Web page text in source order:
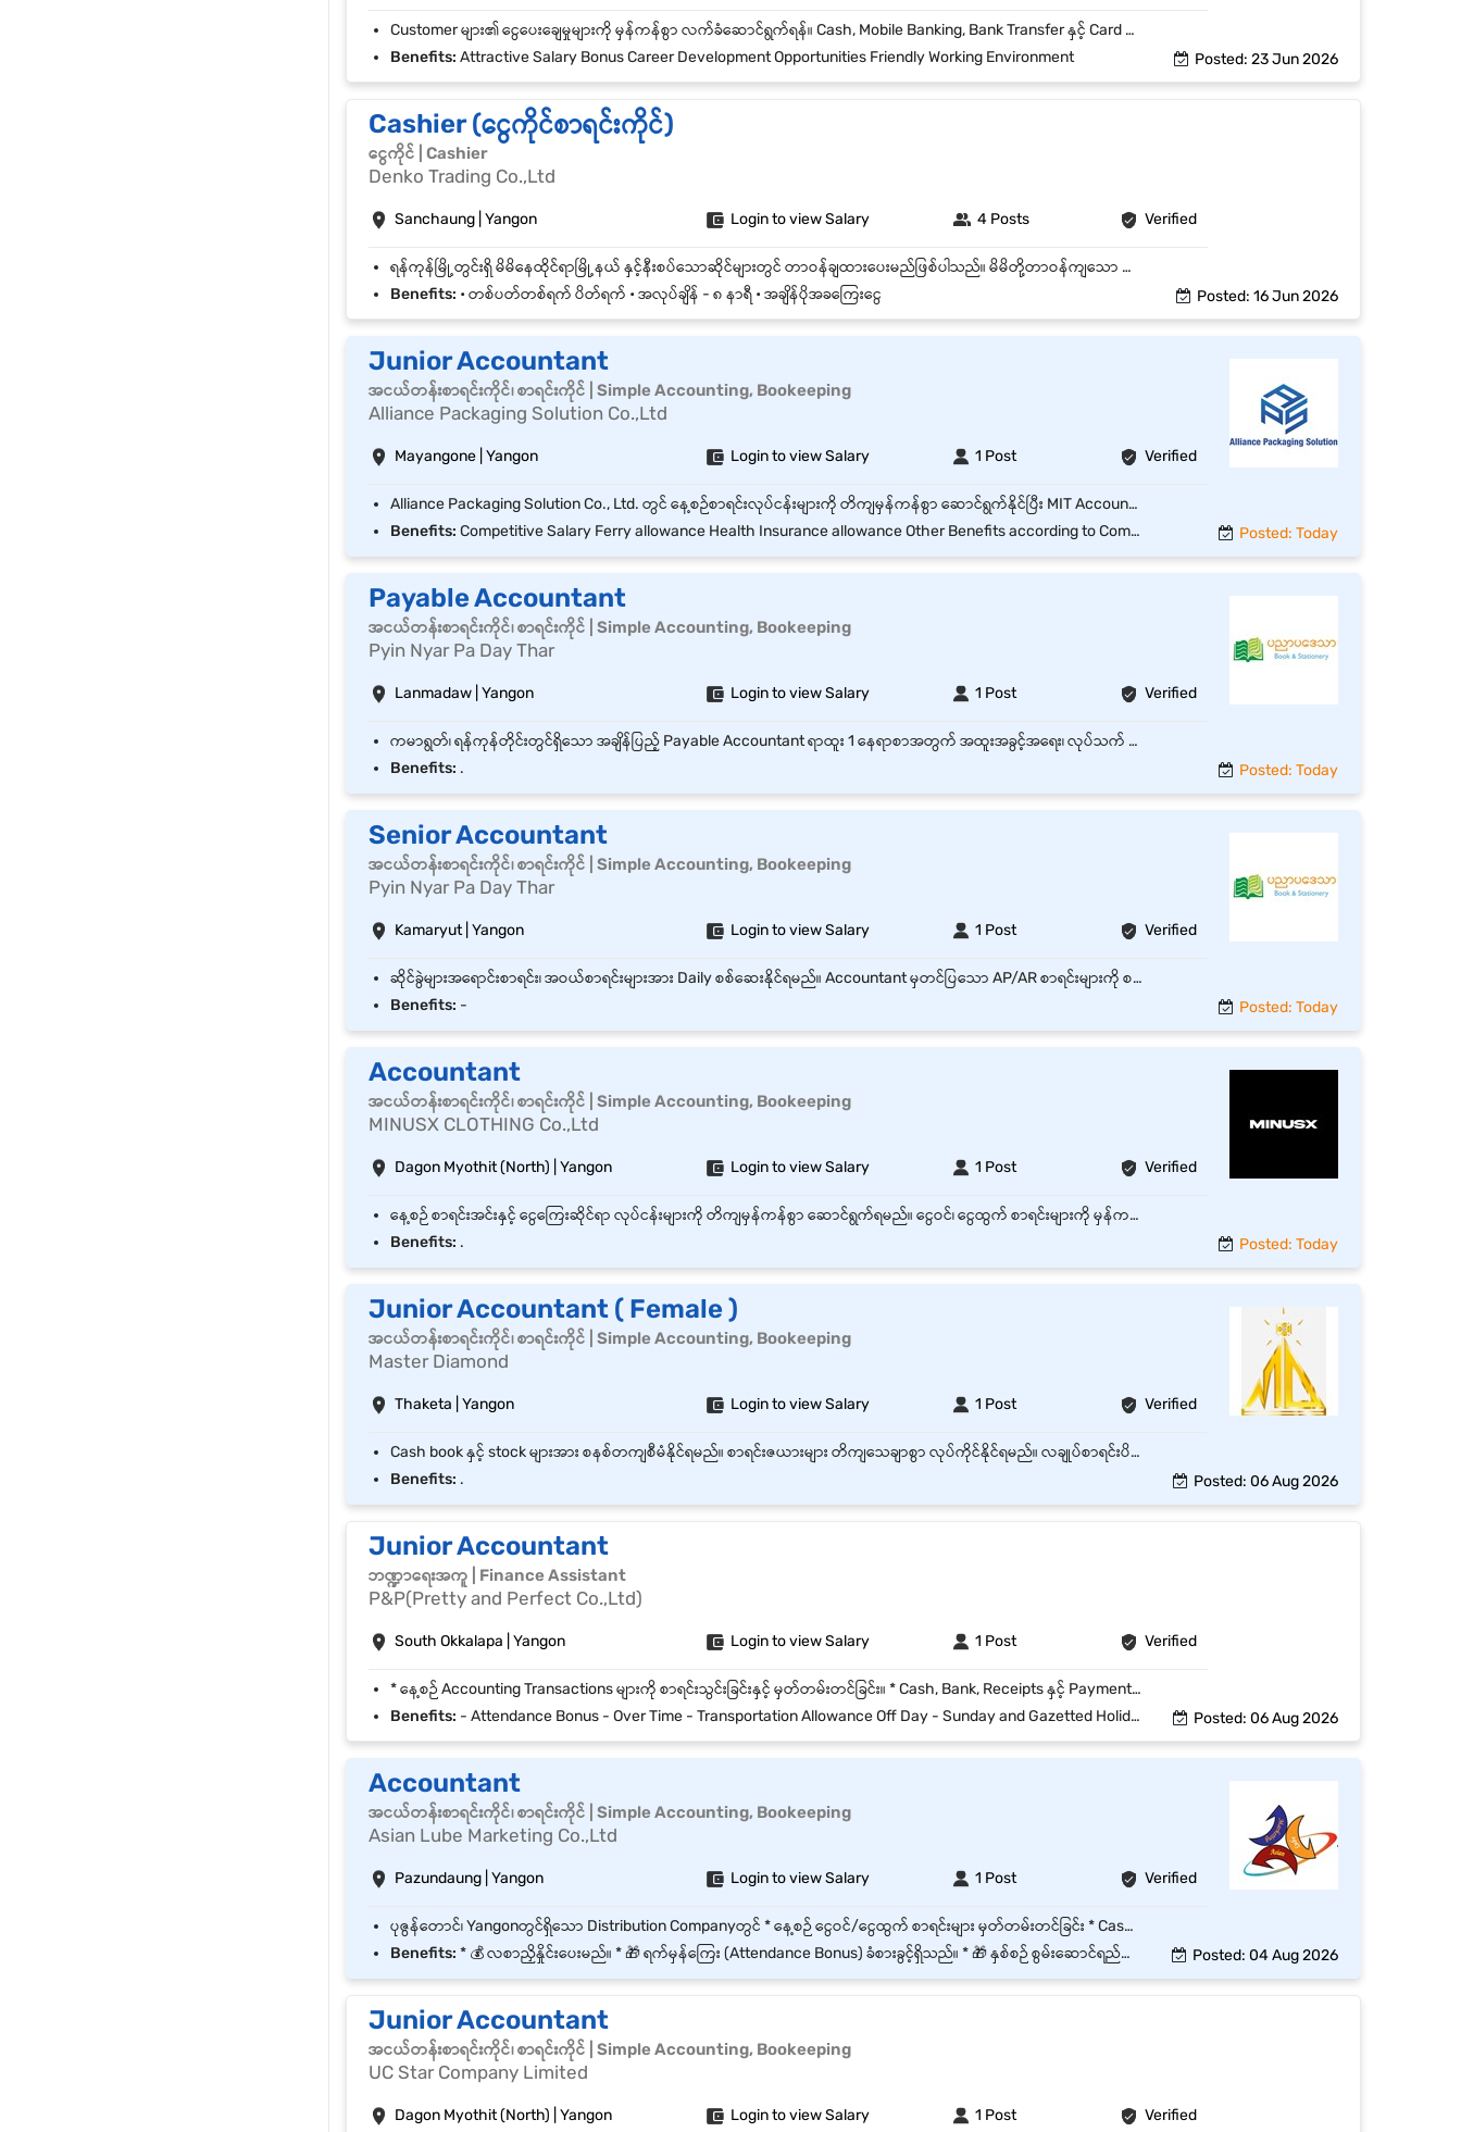
Customer များ၏ ငွေပေးချေမှုများကို မှန်ကန်စွာ လက်ခံဆောင်ရွက်ရန်။ Cash, Mobile Banking, Bank Transfer နှင့် Card Payment များကို စနစ်တကျ ကိုင်တွယ်ရန်။ နေ့စဉ် အရောင်းစာရင်းနှင့် ငွေလက်ကျန်စာရင်းများကို မှန်ကန်စွာ မှတ်တမ်းတင်ရန်။ Cash Book(Expense & Income) နှင့် Daily Sales Report များကို ပြင်ဆင်တင်ပြရန်။ နေ့စဉ် Cash Balance များကို စစ်ဆေးပြီး စာရင်းတိုက်ဆိုင်ရန်။ Invoice, Receipt နှင့် Voucher များကို စနစ်တကျ သိမ်းဆည်းရန်။ Accounting Department နှင့် ပူးပေါင်း၍ လုပ်ငန်းများ ဆောင်ရွက်ရန်။ Customer များအား ယဉ်ကျေးပျူငှာစွာ ဝန်ဆောင်မှုပေးရန်။ ပစ္စည်းအဝင်အထွက်များကိုနေ့စဉ် inventory file ဖြင့်စစ်ပြီး management ကိုတင်ပြရန်။ ၁) မိမိဟာ စီးပွါးရေးလုပ်ငန်းရှင် အဖြစ်ရပ်တည်လိုသူဖြစ်ရင်လဲ တချိန်ကျရင် စီးပွါးရေးတခုလုပ်ဖို့ လိုအပ်တဲ့ငွေကြေး / network / လမ်းကြောင်း အကုန်ရစေခြင်း ၂)မိမိဟာ ကိုယ်ပိုင်စီးပွါးရေးလုပ်ဖို့ risk မယူလိုသူဆိုရင်လဲ Su Business Group လုပ်ငန်းခွဲများ၏ ဦးဆောင်သူများ ဖြစ်လာစေခြင်း ၃)အတူတွဲလုပ်ရင်း လိုအပ်တဲ့ စာတွေ့ သင်တန်းများထားပေးခြင်း / လက်တွေ့များထားပေးခြင်း သင်ကြားပေးခြင်းအစရှိသဖြင့် မိမိရဲ့Skill များတိုးတက်လာနိုင်ခြင်း အလုပ်လျှောက်လိုသူများသည် အထက်ပါအချက်အလက်တွေနှင့်ပြည့်စုံပြီး ရေရှည်လက်တွဲနိုင်ရမည်။ လအနည်းငယ်လုပ်ပြီး ထွက်မည့်သူများ လာမလျှောက်ရ။
Benefits: Attractive Salary Bonus Career Development Opportunities Friendly Working Environment Posted: 23 Jun 2026
Cashier (ငွေကိုင်စာရင်းကိုင်)
ငွေကိုင် | Cashier
Denko Trading Co.,Ltd
Sanchaung | Yangon Login to view Salary 4 Posts Verified
ရန်ကုန်မြို့တွင်းရှိ မိမိနေထိုင်ရာမြို့နယ် နှင့်နီးစပ်သောဆိုင်များတွင် တာဝန်ချထားပေးမည်ဖြစ်ပါသည်။ မိမိတို့တာဝန်ကျသော အပိုင်းအလိုက် ရောင်ရငွေများနှင့် ရောင်းရ လီတာ/ဂါလန်များ ကိုက်ညီစေရမည်ဖြစ်ပြီး တာဝန်ခံသို့ လွှဲပြောင်းတိုင်း တိကျစွာ အပ်နှံရပါမည်။ Customer များထံမှ ငွေရရှိပြီးပါက Voucher/Slip အား ပေးအပ်ရမည်ဖြစ်ပါသည်။ အသင်းအဖွဲ့နှင့်ပူးပေါင်းလုပ်ဆောင်နိုင်ရပါမည်။
Benefits: • တစ်ပတ်တစ်ရက် ပိတ်ရက် • အလုပ်ချိန် - ၈ နာရီ • အချိန်ပိုအခကြေးငွေ Posted: 16 Jun 2026
Junior Accountant
အငယ်တန်းစာရင်းကိုင်၊ စာရင်းကိုင် | Simple Accounting, Bookeeping
Alliance Packaging Solution Co.,Ltd
Mayangone | Yangon Login to view Salary 1 Post Verified
Alliance Packaging Solution Co., Ltd. တွင် နေ့စဉ်စာရင်းလုပ်ငန်းများကို တိကျမှန်ကန်စွာ ဆောင်ရွက်နိုင်ပြီး MIT Accounting Software အသုံးပြုဖူးသော Junior Accountant တစ်ဦးကို ခန့်အပ်လိုပါသည်။ Key Responsibilities MIT Accounting Software ဖြင့် နေ့စဉ် Accounting Transactions များကို မှတ်တမ်းတင်ခြင်း။ Cash Book၊ Bank Book၊ Sales၊ Purchase နှင့် General Ledger များကို Update ပြုလုပ်ခြင်း။ Voucher များ၊ Invoice များနှင့် Supporting Documents များကို စစ်ဆေးထိန်းသိမ်းခြင်း။ Accounts Receivable (AR) နှင့် Accounts Payable (AP) စာရင်းများကို Update ပြုလုပ်ခြင်း။ လစဉ် Financial Reports နှင့် Accounting Reports များ ပြင်ဆင်ရာတွင် ကူညီဆောင်ရွက်ခြင်း။ Bank Reconciliation နှင့် Cash Reconciliation ပြုလုပ်ရာတွင် ပါဝင်ဆောင်ရွက်ခြင်း။ Internal Control နှင့် Company Policy များကို လိုက်နာဆောင်ရွက်ခြင်း။ Chief Operation Officer မှ ပေးအပ်သော အခြားတာဝန်များကို ဆောင်ရွက်ခြင်း။
Benefits: Competitive Salary Ferry allowance Health Insurance allowance Other Benefits according to Company Policy Posted: Today
Payable Accountant
အငယ်တန်းစာရင်းကိုင်၊ စာရင်းကိုင် | Simple Accounting, Bookeeping
Pyin Nyar Pa Day Thar
Lanmadaw | Yangon Login to view Salary 1 Post Verified
ကမာရွတ်၊ ရန်ကုန်တိုင်းတွင်ရှိသော အချိန်ပြည့် Payable Accountant ရာထူး 1 နေရာစာအတွက် အထူးအခွင့်အရေး၊ လုပ်သက် - အတွေ့အကြုံရှိ နှင့် လစဉ် လစာကောင်းကောင်းပေးမည်။
Benefits: . Posted: Today
Senior Accountant
အငယ်တန်းစာရင်းကိုင်၊ စာရင်းကိုင် | Simple Accounting, Bookeeping
Pyin Nyar Pa Day Thar
Kamaryut | Yangon Login to view Salary 1 Post Verified
ဆိုင်ခွဲများအရောင်းစာရင်း၊ အဝယ်စာရင်းများအား Daily စစ်ဆေးနိုင်ရမည်။ Accountant မှတင်ပြသော AP/AR စာရင်းများကို စစ်ဆေးပေးနိုင်ရမည်။ Income & Expense, Cash,Bank Trasaction များစစ်ဆေးနိုင်ရမည်။ Finance & Accountant Department ရှိ Cashier, Accountantများမှတင်ပြလာသောစာရင်းများမှန်ကန်မှုရှိ၊ မရှိစစ်ဆေးပေးနိုင်ရမည်။ Ground Stock Balance နှင့် စာရင်းထဲရှိ Stock စာရင်းများကွာဟမှု ရှိ၊ မရှိ စစ်ဆေးပြီးManagementသို့အချိန်မှီတင်ပြနိုင်ရမည်။ Financial Report ရေးဆွဲနိုင်ရမည်။ အခါအားလျော်စွာ Management မှလိုအပ်သည့် Report များအား တင်ပြနိုင်ရမည်။
Benefits: - Posted: Today
Accountant
အငယ်တန်းစာရင်းကိုင်၊ စာရင်းကိုင် | Simple Accounting, Bookeeping
MINUSX CLOTHING Co.,Ltd
Dagon Myothit (North) | Yangon Login to view Salary 1 Post Verified
နေ့စဉ် စာရင်းအင်းနှင့် ငွေကြေးဆိုင်ရာ လုပ်ငန်းများကို တိကျမှန်ကန်စွာ ဆောင်ရွက်ရမည်။ ငွေဝင်၊ ငွေထွက် စာရင်းများကို မှန်ကန်စွာ မှတ်တမ်းတင်ပြီး သက်ဆိုင်ရာ အစီရင်ခံစာများကို ပြင်ဆင်တင်ပြရမည်။ ငွေကြေးစာရွက်စာတမ်းများကို စနစ်တကျ ထိန်းသိမ်းပြီး သက်ဆိုင်ရာဌာနများနှင့် ပူးပေါင်းဆောင်ရွက်ရမည်။ လုပ်ငန်းလိုအပ်ချက်အရ ပေးအပ်သော အခြားသက်ဆိုင်ရာ တာဝန်များကို ဆောင်ရွက်ရမည်။
Benefits: . Posted: Today
Junior Accountant ( Female )
အငယ်တန်းစာရင်းကိုင်၊ စာရင်းကိုင် | Simple Accounting, Bookeeping
Master Diamond
Thaketa | Yangon Login to view Salary 1 Post Verified
Cash book နှင့် stock များအား စနစ်တကျစီမံနိုင်ရမည်။ စာရင်းဇယားများ တိကျသေချာစွာ လုပ်ကိုင်နိုင်ရမည်။ လချုပ်စာရင်းပိတ်နိုင်ရမည်။ Expense, Income Data Entry သွင်းရမည်။
Benefits: . Posted: 06 Aug 2026
Junior Accountant
ဘဏ္ဍာရေးအကူ | Finance Assistant
P&P(Pretty and Perfect Co.,Ltd)
South Okkalapa | Yangon Login to view Salary 1 Post Verified
* နေ့စဉ် Accounting Transactions များကို စာရင်းသွင်းခြင်းနှင့် မှတ်တမ်းတင်ခြင်း။ * Cash, Bank, Receipts နှင့် Payments များကို စနစ်တကျ မှတ်တမ်းတင်ခြင်း။ * Sales, Purchases နှင့် Expenses များ၏ အထောက်အထားများကို စစ်ဆေး၍ စာရင်းရေးသွင်းခြင်း။ * Vouchers, Invoices နှင့် Accounting Documents များကို စနစ်တကျ ထိန်းသိမ်းခြင်း။ * Inventory နှင့် Finance Records များကို စစ်ဆေးရာတွင် ကူညီဆောင်ရွက်ခြင်း။ * Monthly Financial Reports ပြင်ဆင်ရာတွင် Senior Accountant အား ကူညီဆောင်ရွက်ခြင်း။ * Audit နှင့် Tax လုပ်ငန်းများအတွက် လိုအပ်သော စာရွက်စာတမ်းများကို ပြင်ဆင်ပေးခြင်း။ * Management မှ ပေးအပ်သော Finance & Accounting ဆိုင်ရာ အခြားတာဝန်များကို ဆောင်ရွက်ခြင်း။
Benefits: - Attendance Bonus - Over Time - Transportation Allowance Off Day - Sunday and Gazetted Holiday Office Hour - 9:00 AM - 5:00PM Posted: 06 Aug 2026
Accountant
အငယ်တန်းစာရင်းကိုင်၊ စာရင်းကိုင် | Simple Accounting, Bookeeping
Asian Lube Marketing Co.,Ltd
Pazundaung | Yangon Login to view Salary 1 Post Verified
ပုဇွန်တောင်၊ Yangonတွင်ရှိသော Distribution Companyတွင် * နေ့စဉ် ငွေဝင်/ငွေထွက် စာရင်းများ မှတ်တမ်းတင်ခြင်း * Cash Book, Bank Book နှင့် General Ledger များ ထိန်းသိမ်းခြင်း * Sales, Purchase, Expense စာရင်းများ စနစ်တကျ စစ်ဆေးခြင်း * Monthly Financial Report များ ပြင်ဆင်တင်ပြခြင်း * Tax နှင့် သက်ဆိုင်သော စာရွက်စာတမ်းများ ပြင်ဆင်ခြင်း * Stock နှင့် Inventory စာရင်းများကို သက်ဆိုင်ရာဌာနနှင့် ပူးပေါင်းစစ်ဆေးခြင်း * Office စာရွက်စာတမ်းများကို စနစ်တကျ ပြင်ဆင်ထိန်းသိမ်းခြင်း * Management မှ ပေးအပ်သော အခြားတာဝန်များကို ထမ်းဆောင်ခြင်း
Benefits: * 💰 လစာညှိနှိုင်းပေးမည်။ * 🎁 ရက်မှန်ကြေး (Attendance Bonus) ခံစားခွင့်ရှိသည်။ * 🎁 နှစ်စဉ် စွမ်းဆောင်ရည်အပေါ်မူတည်၍ Bonus ခံစားခွင့်ရှိသည်။ Posted: 04 Aug 2026
Junior Accountant
အငယ်တန်းစာရင်းကိုင်၊ စာရင်းကိုင် | Simple Accounting, Bookeeping
UC Star Company Limited
Dagon Myothit (North) | Yangon Login to view Salary 1 Post Verified